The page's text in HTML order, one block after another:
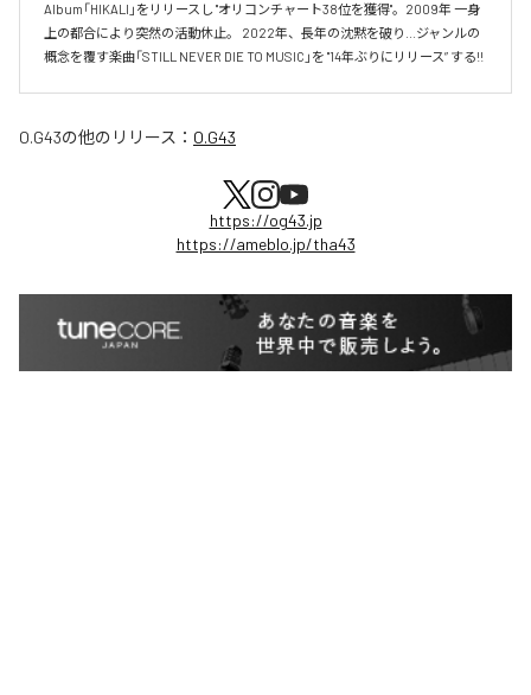
Album「HIKALI」をリリースし "オリコンチャート38位を獲得"。2009年 一身
上の都合により突然の活動休止。 2022年、長年の沈黙を破り...ジャンルの
概念を覆す楽曲「STILL NEVER DIE TO MUSIC」を "14年ぶりにリリース” する!!
O.G43の他のリリース： O.G43
https://og43.jp
https://ameblo.jp/tha43